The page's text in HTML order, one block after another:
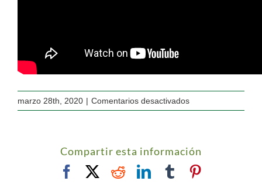
marzo 28th, 2020 | Comentarios desactivadosen
6.OLMA-
EN
CASA.
MEDITACIÓN
Compartir esta información
FacebookRedditLinkedIn
Tumblr